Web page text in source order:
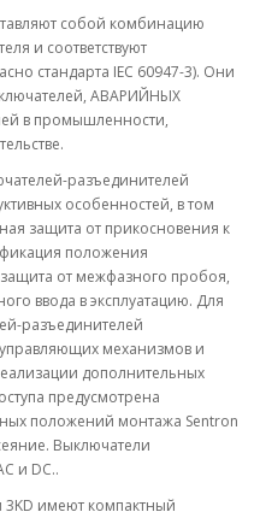
собой комбинацию
и соответствуют
стандарта IEC 60947-3). Они
АВАРИЙНЫХ
в промышленности,
разъединителей
особенностей, в том
защита от прикосновения к
положения
от межфазного пробоя,
ввода в эксплуатацию. Для
разъединителей
механизмов и
дополнительных
предусмотрена
положений монтажа Sentron
Выключатели
и DC..
имеют компактный